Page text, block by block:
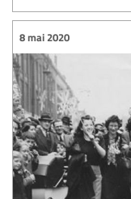
8 mai 2020